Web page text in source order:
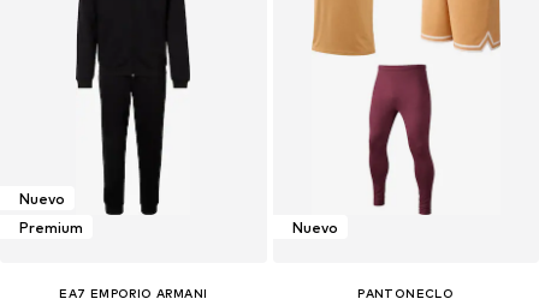
Nuevo
Premium
EA7 EMPORIO ARMANI
Nuevo
PANTONECLO